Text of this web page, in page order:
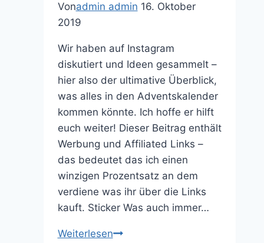
Vonadmin admin 16. Oktober
2019
Wir haben auf Instagram
diskutiert und Ideen gesammelt –
hier also der ultimative Überblick,
was alles in den Adventskalender
kommen könnte. Ich hoffe er hilft
euch weiter! Dieser Beitrag enthält
Werbung und Affiliated Links –
das bedeutet das ich einen
winzigen Prozentsatz an dem
verdiene was ihr über die Links
kauft. Sticker Was auch immer…
WeiterlesenWas